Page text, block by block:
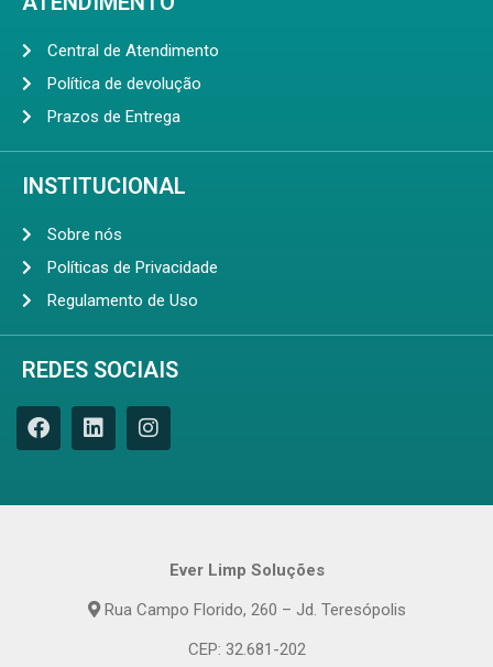
Central de Atendimento
Política de devolução
Prazos de Entrega
INSTITUCIONAL
Sobre nós
Políticas de Privacidade
Regulamento de Uso
REDES SOCIAIS
Ever Limp Soluções
Rua Campo Florido, 260 – Jd. Teresópolis
CEP: 32.681-202